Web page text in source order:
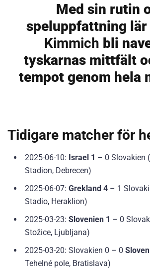
Med sin rutin
speluppfattning lär
Kimmich bli
tyskarnas mittfält
tempot genom hela
Tidigare matcher för
2025-06-10: Israel 1 – 0 Slovakien
Stadion, Debrecen)
2025-06-07: Grekland 4 – 1
Stadio, Heraklion)
2025-03-23: Slovenien 1 – 0
Stožice, Ljubljana)
2025-03-20: Slovakien 0 – 0
Tehelné pole, Bratislava)